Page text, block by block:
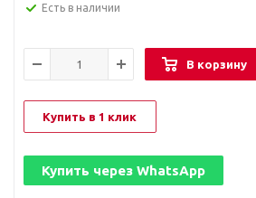
Есть в наличии
В корзину
Купить в 1 клик
Купить через WhatsApp